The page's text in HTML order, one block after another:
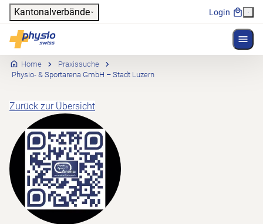
Header
Kantonalverbände Login
Physioswiss
Hauptnavigation
Home
Praxissuche
Physio- & Sportarena GmbH – Stadt Luzern
Zurück zur Übersicht